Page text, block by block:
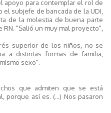
apoyo para contemplar el rol de
subjefe de bancada de la UDI,
de la molestia de buena parte
"Salió un muy mal proyecto",
superior de los niños, no se
a distintas formas de familia,
sexo".
que admiten que se está
porque así es. (...) Nos pasaron